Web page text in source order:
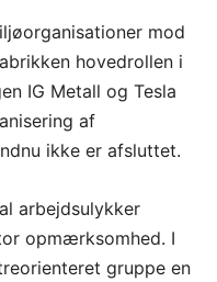
mod
hovedrollen i
IG Metall og Tesla
af
ikke er afsluttet.
arbejdsulykker
opmærksomhed. I
gruppe en